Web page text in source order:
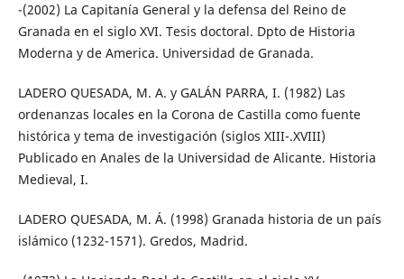
-(2002) La Capitanía General y la defensa del Reino de
Granada en el siglo XVI. Tesis doctoral. Dpto de Historia
Moderna y de America. Universidad de Granada.
LADERO QUESADA, M. A. y GALÁN PARRA, I. (1982) Las
ordenanzas locales en la Corona de Castilla como fuente
histórica y tema de investigación (siglos XIII-.XVIII)
Publicado en Anales de la Universidad de Alicante. Historia
Medieval, I.
LADERO QUESADA, M. Á. (1998) Granada historia de un país
islámico (1232-1571). Gredos, Madrid.